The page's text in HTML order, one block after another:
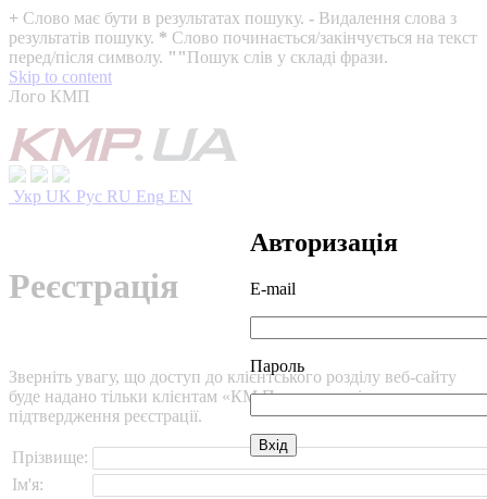
+ Слово має бути в результатах пошуку. - Видалення слова з
результатів пошуку. * Слово починається/закінчується на текст
перед/після символу. ""Пошук слів у складі фрази.
Skip to content
Лого КМП
Укр UK Рус RU Eng EN
Авторизація
E-mail
Пароль
Реєстрація
Зверніть увагу, що доступ до клієнтського розділу веб-сайту
буде надано тільки клієнтам «КМ Партнери» після
підтвердження реєстрації.
Прізвище:
Ім'я: